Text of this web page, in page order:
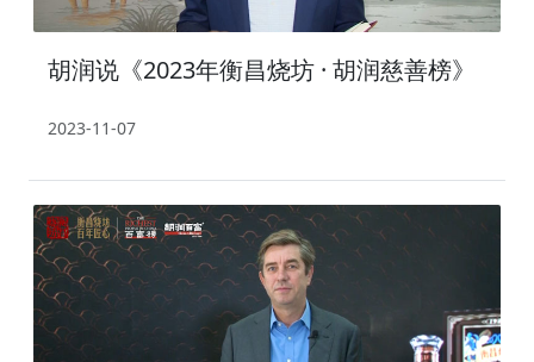
胡润说《2023年衡昌烧坊 · 胡润慈善榜》
2023-11-07